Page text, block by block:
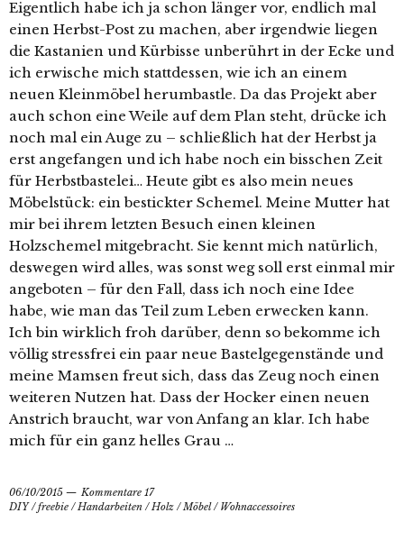
Eigentlich habe ich ja schon länger vor, endlich mal
einen Herbst-Post zu machen, aber irgendwie liegen
die Kastanien und Kürbisse unberührt in der Ecke und
ich erwische mich stattdessen, wie ich an einem
neuen Kleinmöbel herumbastle. Da das Projekt aber
auch schon eine Weile auf dem Plan steht, drücke ich
noch mal ein Auge zu – schließlich hat der Herbst ja
erst angefangen und ich habe noch ein bisschen Zeit
für Herbstbastelei… Heute gibt es also mein neues
Möbelstück: ein bestickter Schemel. Meine Mutter hat
mir bei ihrem letzten Besuch einen kleinen
Holzschemel mitgebracht. Sie kennt mich natürlich,
deswegen wird alles, was sonst weg soll erst einmal mir
angeboten – für den Fall, dass ich noch eine Idee
habe, wie man das Teil zum Leben erwecken kann.
Ich bin wirklich froh darüber, denn so bekomme ich
völlig stressfrei ein paar neue Bastelgegenstände und
meine Mamsen freut sich, dass das Zeug noch einen
weiteren Nutzen hat. Dass der Hocker einen neuen
Anstrich braucht, war von Anfang an klar. Ich habe
mich für ein ganz helles Grau …
06/10/2015
Kommentare 17
DIY/freebie /Handarbeiten /Holz /Möbel/ Wohnaccessoires